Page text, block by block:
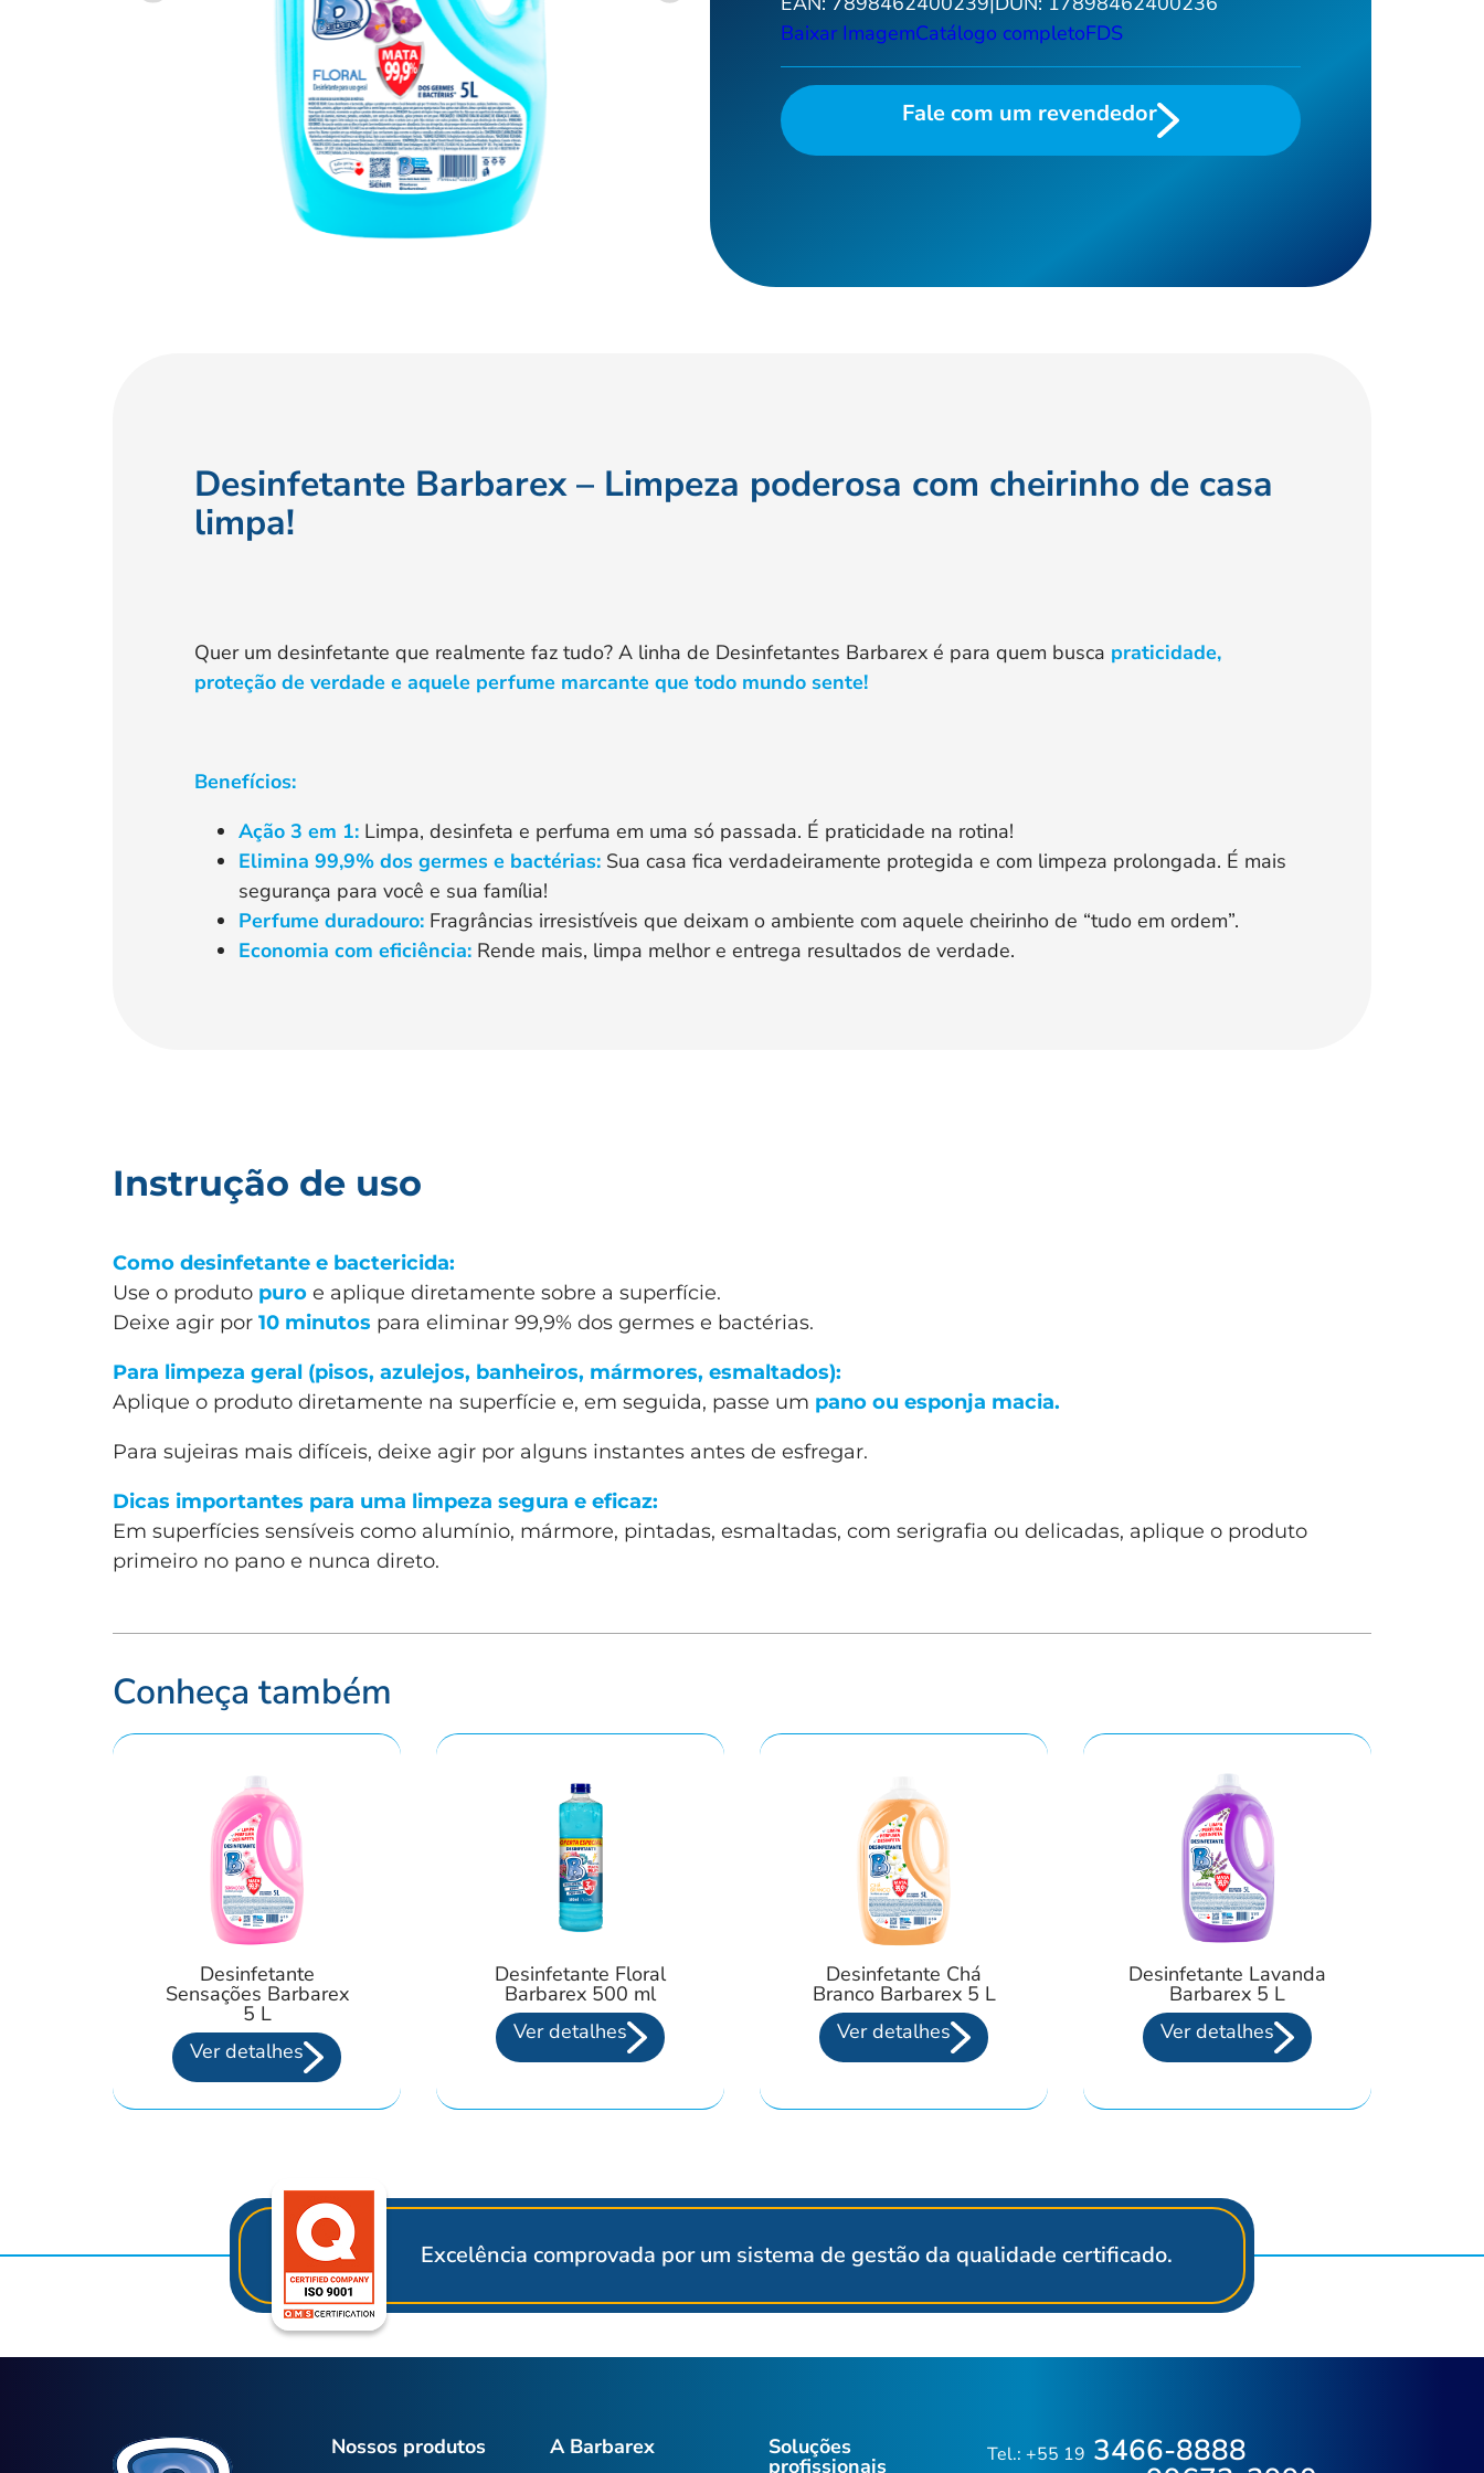
Ver todos >
Baixar ImagemCatálogo completoFDS
Fale com um revendedor
Desinfetante Barbarex – Limpeza poderosa com cheirinho de casa
limpa!
Quer um desinfetante que realmente faz tudo? A linha de Desinfetantes Barbarex é para quem busca praticidade,
proteção de verdade e aquele perfume marcante que todo mundo sente!
Benefícios:
Ação 3 em 1: Limpa, desinfeta e perfuma em uma só passada. É praticidade na rotina!
Elimina 99,9% dos germes e bactérias: Sua casa fica verdadeiramente protegida e com limpeza prolongada. É mais
segurança para você e sua família!
Perfume duradouro: Fragrâncias irresistíveis que deixam o ambiente com aquele cheirinho de “tudo em ordem”.
Economia com eficiência: Rende mais, limpa melhor e entrega resultados de verdade.
Instrução de uso
Como desinfetante e bactericida:
Use o produto puro e aplique diretamente sobre a superfície.
Deixe agir por 10 minutos para eliminar 99,9% dos germes e bactérias.
Para limpeza geral (pisos, azulejos, banheiros, mármores, esmaltados):
Aplique o produto diretamente na superfície e, em seguida, passe um pano ou esponja macia.
Para sujeiras mais difíceis, deixe agir por alguns instantes antes de esfregar.
Dicas importantes para uma limpeza segura e eficaz:
Em superfícies sensíveis como alumínio, mármore, pintadas, esmaltadas, com serigrafia ou delicadas, aplique o produto
primeiro no pano e nunca direto.
Conheça também
Desinfetante
Sensações Barbarex
5 L
Ver detalhes
Desinfetante Floral
Barbarex 500 ml
Ver detalhes
Desinfetante Chá
Branco Barbarex 5 L
Ver detalhes
Desinfetante Lavanda
Barbarex 5 L
Ver detalhes
Excelência comprovada por um sistema de gestão da qualidade certificado.
Nossos produtos A Barbarex Soluções
profissionais Tel.: +55 19 3466-8888